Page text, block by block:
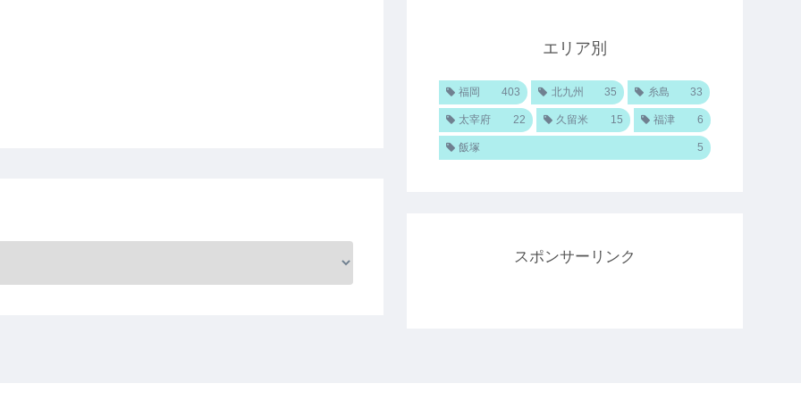
エリア別
福岡 403 北九州 35 糸島 33
太宰府 22 久留米 15 福津 6
飯塚 5
スポンサーリンク